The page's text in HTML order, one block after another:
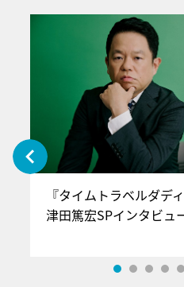
『タイムトラベルダデ
津田篤宏SPイン